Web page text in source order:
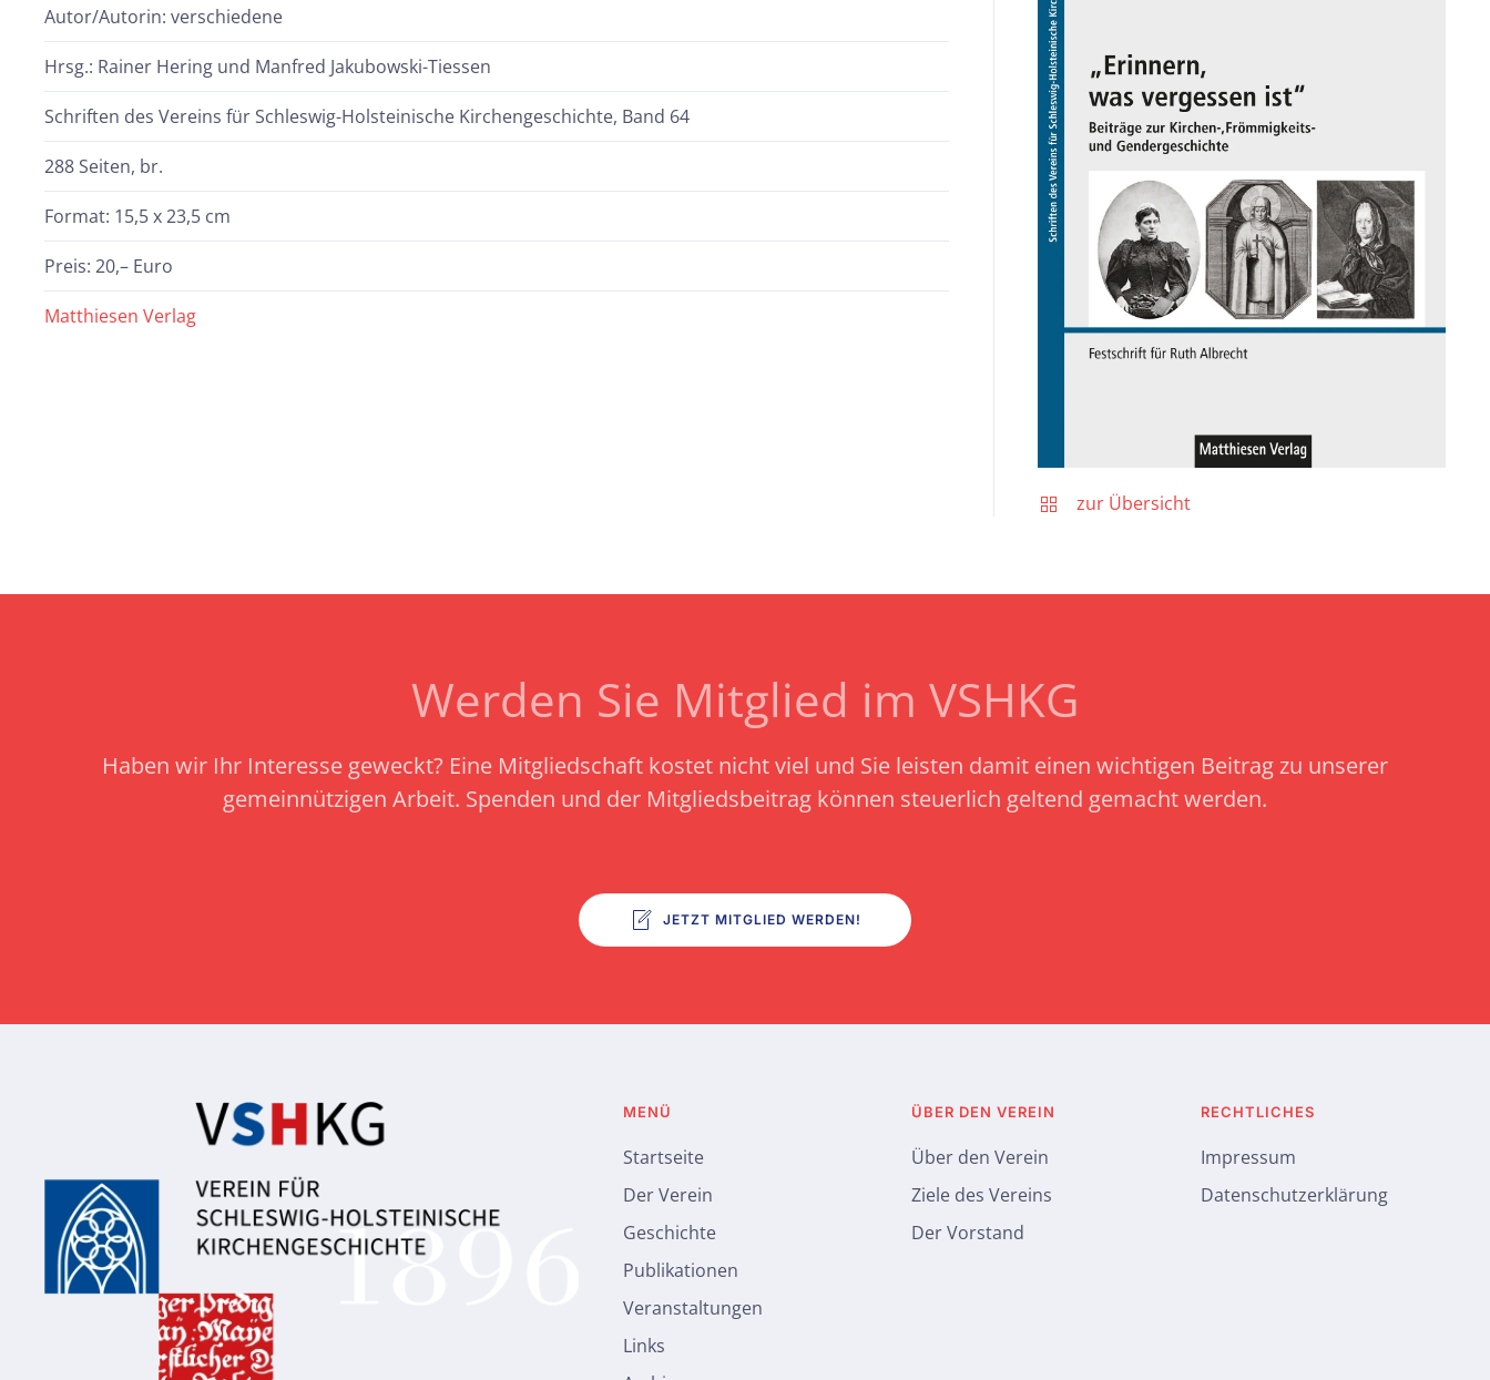
Autor/Autorin: verschiedene
Hrsg.: Rainer Hering und Manfred Jakubowski-Tiessen
Schriften des Vereins für Schleswig-Holsteinische Kirchengeschichte, Band 64
288 Seiten, br.
Format: 15,5 x 23,5 cm
Preis: 20,– Euro
Matthiesen Verlag
zur Übersicht
Werden Sie Mitglied im VSHKG
Haben wir Ihr Interesse geweckt? Eine Mitgliedschaft kostet nicht viel und Sie leisten damit einen wichtigen Beitrag zu unserer
gemeinnützigen Arbeit. Spenden und der Mitgliedsbeitrag können steuerlich geltend gemacht werden.
JETZT MITGLIED WERDEN!
MENÜ
Startseite
Der Verein
Geschichte
Publikationen
Veranstaltungen
Links
ÜBER DEN VEREIN
Über den Verein
Ziele des Vereins
Der Vorstand
RECHTLICHES
Impressum
Datenschutzerklärung